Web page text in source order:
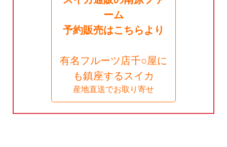
ーム
予約販売はこちらより
有名フルーツ店千○屋に
も鎮座するスイカ
産地直送でお取り寄せ